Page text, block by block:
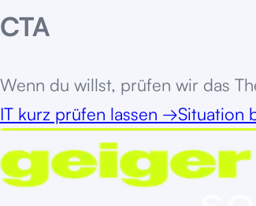
CTA
Wenn du willst, prüfen wir das
IT kurz prüfen lassen →Situation